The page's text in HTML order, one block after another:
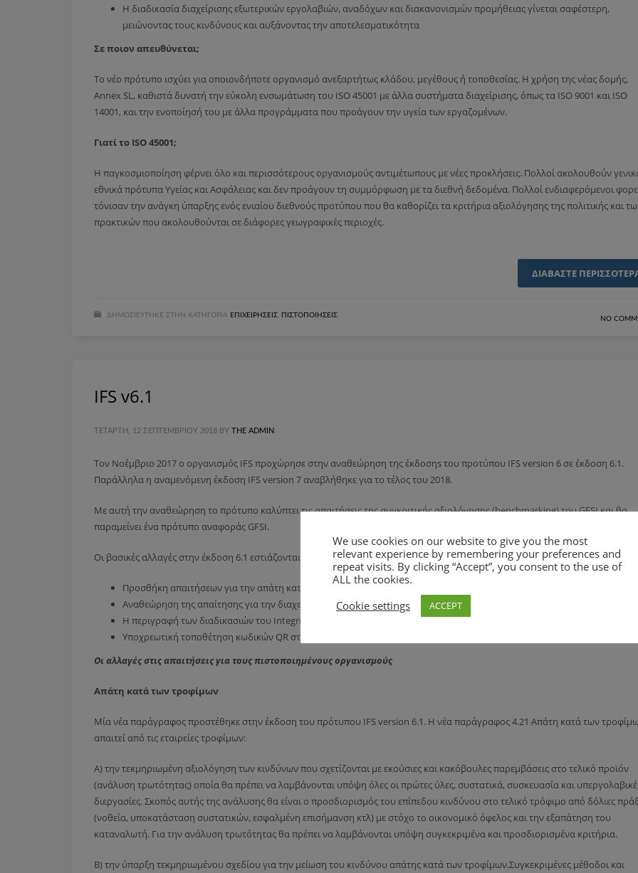
Η διαδικασία διαχείρισης εξωτερικών εργολαβιών, αναδόχων και διακανονισμών προμήθειας γίνεται σαφέστερη,
μειώνοντας τους κινδύνους και αυξάνοντας την αποτελεσματικότητα
Σε ποιον απευθύνεται;
Το νέο πρότυπο ισχύει για οποιονδήποτε οργανισμό ανεξαρτήτως κλάδου, μεγέθους ή τοποθεσίας. Η χρήση της νέας δομής,
Annex SL, καθιστά δυνατή την εύκολη ενσωμάτωση του ISO 45001 με άλλα συστήματα διαχείρισης, όπως τα ISO 9001 και ISO
14001, και την ενοποίησή του με άλλα προγράμματα που προάγουν την υγεία των εργαζομένων.
Γιατί το ISO 45001;
Η παγκοσμιοποίηση φέρνει όλο και περισσότερους οργανισμούς αντιμέτωπους με νέες προκλήσεις. Πολλοί ακολουθούν
εθνικά πρότυπα Υγείας και Ασφάλειας και δεν προάγουν τη συμμόρφωση με τα διεθνή δεδομένα. Πολλοί ενδιαφερόμενοι
τόνισαν την ανάγκη ύπαρξης ενός ενιαίου διεθνούς προτύπου που θα καθορίζει τα κριτήρια αξιολόγησης της πολιτικής και
πρακτικών που ακολουθούνται σε διάφορες γεωγραφικές περιοχές.
ΔΙΑΒΆΣΤΕ
ΔΗΜΟΣΙΕΎΤΗΚΕ ΣΤΗΝ ΚΑΤΗΓΟΡΊΑ ΕΠΙΧΕΙΡΉΣΕΙΣ ΠΙΣΤΟΠΟΙΉΣΕΙΣ NO
IFS v6.1
ΤΕΤΆΡΤΗ, 12 ΣΕΠΤΕΜΒΡΊΟΥ 2018 BY THE ADMIN
Τον Νοέμβριο 2017 ο οργανισμός IFS προχώρησε στην αναθεώρηση της έκδοσηs του προτύπου IFS version 6 σε έκδοση 6.1.
Παράλληλα η αναμενόμενη έκδοση IFS version 7 αναβλήθηκε για το τέλος του 2018.
Με αυτή την αναθεώρηση το πρότυπο καλύπτει τις απαιτήσεις της συγκριτικής αξιολόγησης (benchmarking) του GFSI και θα
παραμείνει ένα πρότυπο αναφοράς GFSI.
Οι βασικές αλλαγές στην έκδοση 6.1 εστιάζονται στα παρακάτω θέματα:
Προσθήκη απαιτήσεων για την απάτη κατά των τροφίμων
Αναθεώρηση της απαίτησης για την διαχείριση των αλλεργιογόνων ουσιών
Η περιγραφή των διαδικασιών του Integrity Program προσαρμόστηκαν στους κανόνες που ίσχυαν από την 1η Μαΐου
Υποχρεωτική τοποθέτηση κωδικών QR στα πιστοποιητικά με σκοπό την ανίχνευση της γνησιότητας αυτών
Οι αλλαγές στις απαιτήσεις για τους πιστοποιημένους οργανισμούς
Απάτη κατά των τροφίμων
Μία νέα παράγραφος προστέθηκε στην έκδοση του πρότυπου IFS version 6.1. Η νέα παράγραφος 4.21 Απάτη κατά των
απαιτεί από τις εταιρείες τροφίμων:
Α) την τεκμηριωμένη αξιολόγηση των κινδύνων που σχετίζονται με εκούσιες και κακόβουλες παρεμβάσεις στο τελικό προϊόν
(ανάλυση τρωτότητας) οποία θα πρέπει να λαμβάνονται υπόψη όλες οι πρώτες ύλες, συστατικά, συσκευασία και
διεργασίες. Σκοπός αυτής της ανάλυσης θα είναι ο προσδιορισμός του επίπεδου κινδύνου στο τελικό τρόφιμο από δόλιες
(νοθεία, υποκατάσταση συστατικών, εσφαλμένη επισήμανση κτλ) με στόχο το οικονομικό όφελος και την εξαπάτηση του
καταναλωτή. Για την ανάλυση τρωτότητας θα πρέπει να λαμβάνονται υπόψη συγκεκριμένα και προσδιορισμένα κριτήρια.
Β) την ύπαρξη τεκμηριωμένου σχεδίου για την μείωση του κινδύνου απάτης κατά των τροφίμων.Συγκεκριμένες μέθοδοι και
We use cookies on our website to give you the most
relevant experience by remembering your preferences and
repeat visits. By clicking “Accept”, you consent to the use of
ALL the cookies.
Cookie settings
ACCEPT